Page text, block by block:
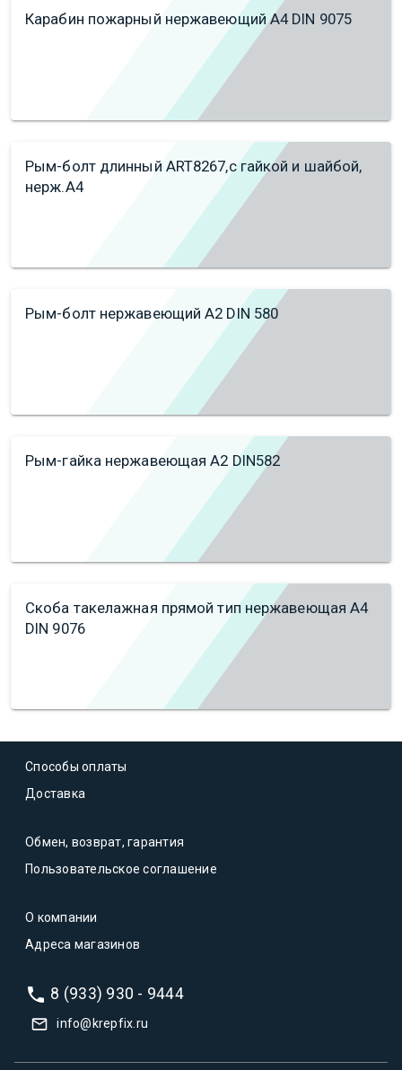
Карабин пожарный нержавеющий А4 DIN 9075
Рым-болт длинный ART8267,с гайкой и шайбой,
нерж.А4
Рым-болт нержавеющий А2 DIN 580
Рым-гайка нержавеющая А2 DIN582
Скоба такелажная прямой тип нержавеющая А4
DIN 9076
Способы оплаты
Доставка
Обмен, возврат, гарантия
Пользовательское соглашение
О компании
Адреса магазинов
8 (933) 930 - 9444
info@krepfix.ru